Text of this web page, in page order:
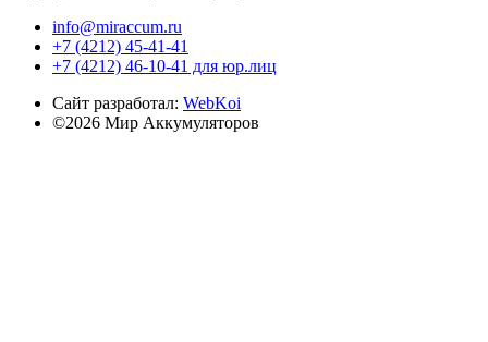
info@miraccum.ru
+7 (4212) 45-41-41
+7 (4212) 46-10-41 для юр.лиц
Сайт разработал: WebKoi
©2026 Мир Аккумуляторов